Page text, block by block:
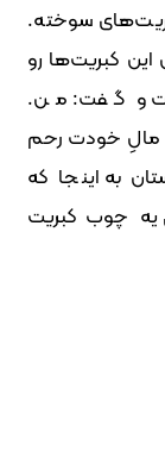
سوخته.
کبریت‌ها رو
و گفت: من.
مالِ خودت رحم
به اینجا که
یه چوب‌کبریت